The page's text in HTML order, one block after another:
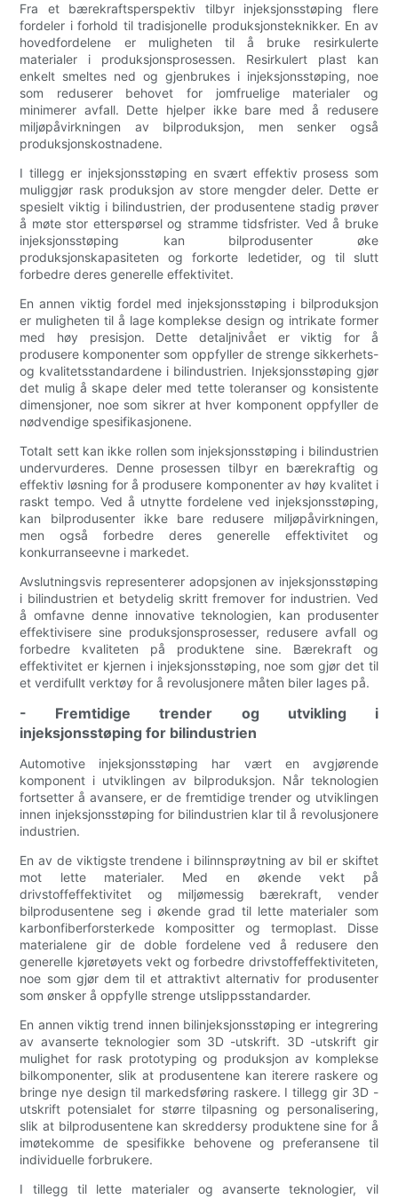
Fra et bærekraftsperspektiv tilbyr injeksjonsstøping flere
fordeler i forhold til tradisjonelle produksjonsteknikker. En av
hovedfordelene er muligheten til å bruke resirkulerte
materialer i produksjonsprosessen. Resirkulert plast kan
enkelt smeltes ned og gjenbrukes i injeksjonsstøping, noe
som reduserer behovet for jomfruelige materialer og
minimerer avfall. Dette hjelper ikke bare med å redusere
miljøpåvirkningen av bilproduksjon, men senker også
produksjonskostnadene.
I tillegg er injeksjonsstøping en svært effektiv prosess som
muliggjør rask produksjon av store mengder deler. Dette er
spesielt viktig i bilindustrien, der produsentene stadig prøver
å møte stor etterspørsel og stramme tidsfrister. Ved å bruke
injeksjonsstøping kan bilprodusenter øke
produksjonskapasiteten og forkorte ledetider, og til slutt
forbedre deres generelle effektivitet.
En annen viktig fordel med injeksjonsstøping i bilproduksjon
er muligheten til å lage komplekse design og intrikate former
med høy presisjon. Dette detaljnivået er viktig for å
produsere komponenter som oppfyller de strenge sikkerhets-
og kvalitetsstandardene i bilindustrien. Injeksjonsstøping gjør
det mulig å skape deler med tette toleranser og konsistente
dimensjoner, noe som sikrer at hver komponent oppfyller de
nødvendige spesifikasjonene.
Totalt sett kan ikke rollen som injeksjonsstøping i bilindustrien
undervurderes. Denne prosessen tilbyr en bærekraftig og
effektiv løsning for å produsere komponenter av høy kvalitet i
raskt tempo. Ved å utnytte fordelene ved injeksjonsstøping,
kan bilprodusenter ikke bare redusere miljøpåvirkningen,
men også forbedre deres generelle effektivitet og
konkurranseevne i markedet.
Avslutningsvis representerer adopsjonen av injeksjonsstøping
i bilindustrien et betydelig skritt fremover for industrien. Ved
å omfavne denne innovative teknologien, kan produsenter
effektivisere sine produksjonsprosesser, redusere avfall og
forbedre kvaliteten på produktene sine. Bærekraft og
effektivitet er kjernen i injeksjonsstøping, noe som gjør det til
et verdifullt verktøy for å revolusjonere måten biler lages på.
- Fremtidige trender og utvikling i
injeksjonsstøping for bilindustrien
Automotive injeksjonsstøping har vært en avgjørende
komponent i utviklingen av bilproduksjon. Når teknologien
fortsetter å avansere, er de fremtidige trender og utviklingen
innen injeksjonsstøping for bilindustrien klar til å revolusjonere
industrien.
En av de viktigste trendene i bilinnsprøytning av bil er skiftet
mot lette materialer. Med en økende vekt på
drivstoffeffektivitet og miljømessig bærekraft, vender
bilprodusentene seg i økende grad til lette materialer som
karbonfiberforsterkede kompositter og termoplast. Disse
materialene gir de doble fordelene ved å redusere den
generelle kjøretøyets vekt og forbedre drivstoffeffektiviteten,
noe som gjør dem til et attraktivt alternativ for produsenter
som ønsker å oppfylle strenge utslippsstandarder.
En annen viktig trend innen bilinjeksjonsstøping er integrering
av avanserte teknologier som 3D -utskrift. 3D -utskrift gir
mulighet for rask prototyping og produksjon av komplekse
bilkomponenter, slik at produsentene kan iterere raskere og
bringe nye design til markedsføring raskere. I tillegg gir 3D -
utskrift potensialet for større tilpasning og personalisering,
slik at bilprodusentene kan skreddersy produktene sine for å
imøtekomme de spesifikke behovene og preferansene til
individuelle forbrukere.
I tillegg til lette materialer og avanserte teknologier, vil